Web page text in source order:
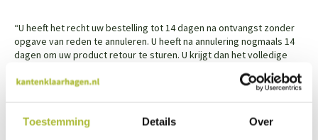
Toestemming Details Over
“U heeft het recht uw bestelling tot 14 dagen na ontvangst zonder
opgave van reden te annuleren. U heeft na annulering nogmaals 14
dagen om uw product retour te sturen. U krijgt dan het volledige
kosten voor retour van u thuis naar de webwinkel zijn voor eigen
rekening. Stuur ons een mail voor de exacte kosten van onze